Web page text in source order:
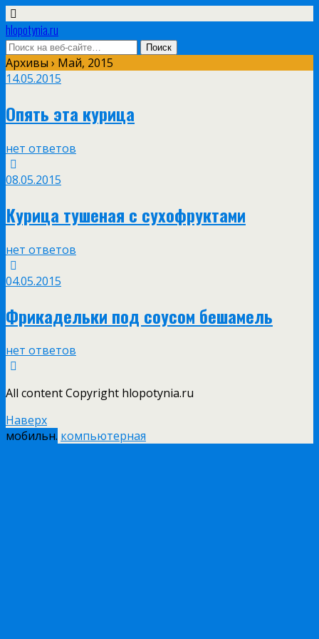
hlopotynia.ru
Архивы › Май, 2015
14.05.2015
Опять эта курица
нет ответов
08.05.2015
Курица тушеная с сухофруктами
нет ответов
04.05.2015
Фрикадельки под соусом бешамель
нет ответов
All content Copyright hlopotynia.ru
Наверх
мобильн. компьютерная